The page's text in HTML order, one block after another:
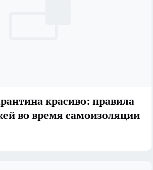
красиво: правила
во время самоизоляции